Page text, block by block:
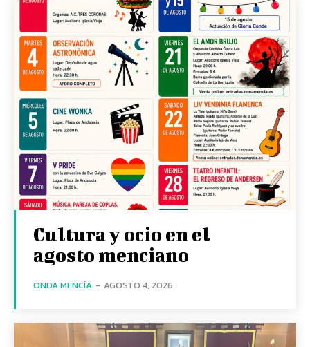
Cultura y ocio en el
agosto menciano
ONDA MENCÍA - AGOSTO 4, 2026